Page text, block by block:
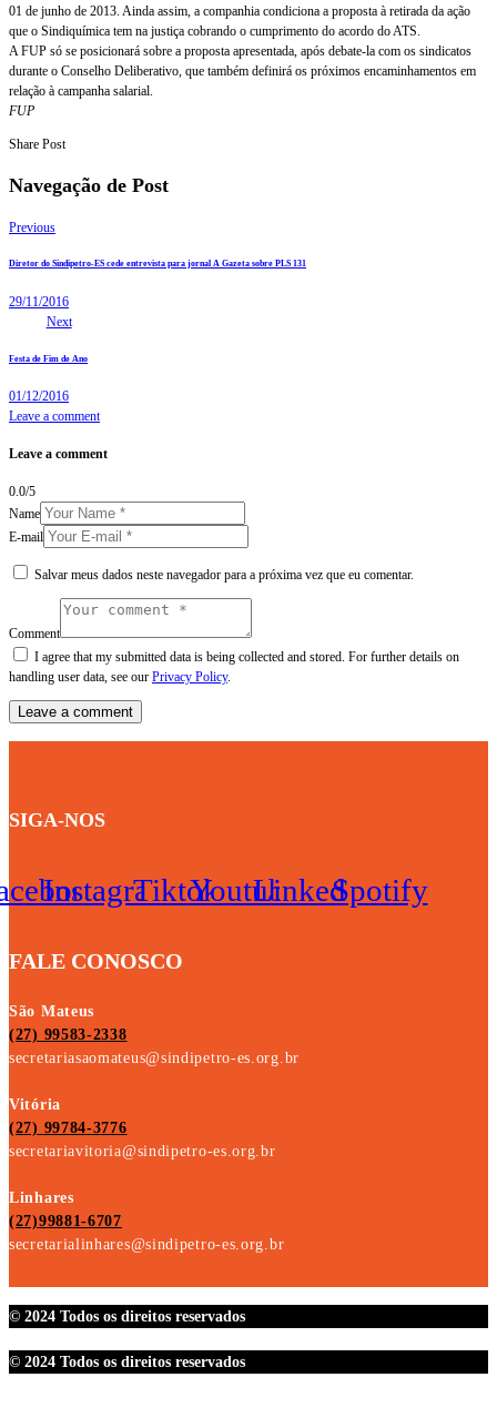
01 de junho de 2013. Ainda assim, a companhia condiciona a proposta à retirada da ação
que o Sindiquímica tem na justiça cobrando o cumprimento do acordo do ATS.
A FUP só se posicionará sobre a proposta apresentada, após debate-la com os sindicatos
durante o Conselho Deliberativo, que também definirá os próximos encaminhamentos em
relação à campanha salarial.
FUP
Share Post
Navegação de Post
Previous
Diretor do Sindipetro-ES cede entrevista para jornal A Gazeta sobre PLS 131
29/11/2016
Next
Festa de Fim de Ano
01/12/2016
Leave a comment
Leave a comment
0.0/5
Name
E-mail
Salvar meus dados neste navegador para a próxima vez que eu comentar.
Comment
I agree that my submitted data is being collected and stored. For further details on
handling user data, see our Privacy Policy.
SIGA-NOS
InstagramTiktokYoutubeLinkedinSpotify
FALE CONOSCO
São Mateus
(27) 99583-2338
secretariasaomateus@sindipetro-es.org.br
Vitória
(27) 99784-3776
secretariavitoria@sindipetro-es.org.br
Linhares
(27)99881-6707
secretarialinhares@sindipetro-es.org.br
© 2024 Todos os direitos reservados
© 2024 Todos os direitos reservados